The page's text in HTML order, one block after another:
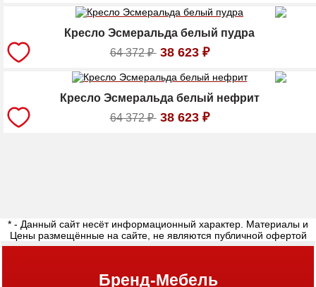
Кресло Эсмеральда белый пудра
64 372₽ 38 623 ₽
Кресло Эсмеральда белый нефрит
64 372₽ 38 623 ₽
* - Данный сайт несёт информационный характер. Материалы и
Цены размещённые на сайте, не являются публичной офертой
Бренд-Мебель